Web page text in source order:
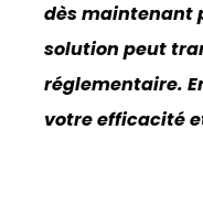
dès maintenant
solution peut
réglementaire.
votre efficacité